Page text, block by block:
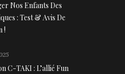
Nos Enfants Des
: Test & Avis De
!
C-TAKI : L’allié Fun